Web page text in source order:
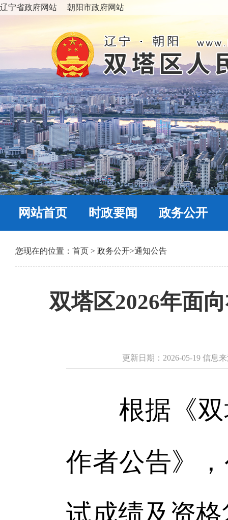
辽宁省政府网站 朝阳市政府网站
网站首页 时政要闻 政务公开
您现在的位置： 首页 > 政务公开>通知公告
双塔区2026年面
更新日期：2026-05-19 信息
根据《双
作者公告》
试成绩及资